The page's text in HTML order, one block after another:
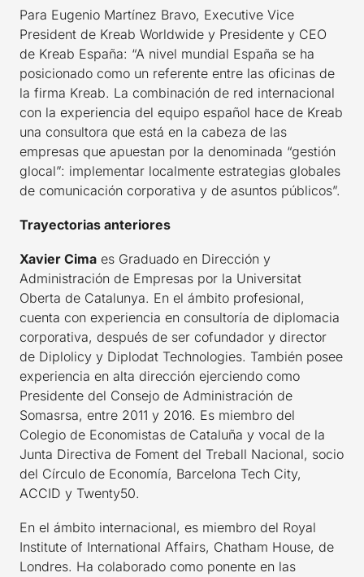
Para Eugenio Martínez Bravo, Executive Vice
President de Kreab Worldwide y Presidente y CEO
de Kreab España: “A nivel mundial España se ha
posicionado como un referente entre las oficinas de
la firma Kreab. La combinación de red internacional
con la experiencia del equipo español hace de Kreab
una consultora que está en la cabeza de las
empresas que apuestan por la denominada “gestión
glocal”: implementar localmente estrategias globales
de comunicación corporativa y de asuntos públicos”.
Trayectorias anteriores
Xavier Cima es Graduado en Dirección y
Administración de Empresas por la Universitat
Oberta de Catalunya. En el ámbito profesional,
cuenta con experiencia en consultoría de diplomacia
corporativa, después de ser cofundador y director
de Diplolicy y Diplodat Technologies. También posee
experiencia en alta dirección ejerciendo como
Presidente del Consejo de Administración de
Somasrsa, entre 2011 y 2016. Es miembro del
Colegio de Economistas de Cataluña y vocal de la
Junta Directiva de Foment del Treball Nacional, socio
del Círculo de Economía, Barcelona Tech City,
ACCID y Twenty50.
En el ámbito internacional, es miembro del Royal
Institute of International Affairs, Chatham House, de
Londres. Ha colaborado como ponente en las